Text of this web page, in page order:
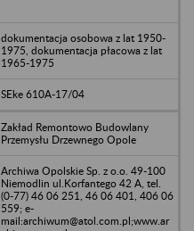
dokumentacja osobowa z lat 1950-
1975, dokumentacja płacowa z lat
1965-1975
SEke 610A-17/04
Zakład Remontowo Budowlany
Przemysłu Drzewnego Opole
Archiwa Opolskie Sp. z o.o. 49-100
Niemodlin ul.Korfantego 42 A, tel.
(0-77) 46 06 251, 46 06 401, 406 06
559; e-
mail:archiwum@atol.com.pl;www.ar